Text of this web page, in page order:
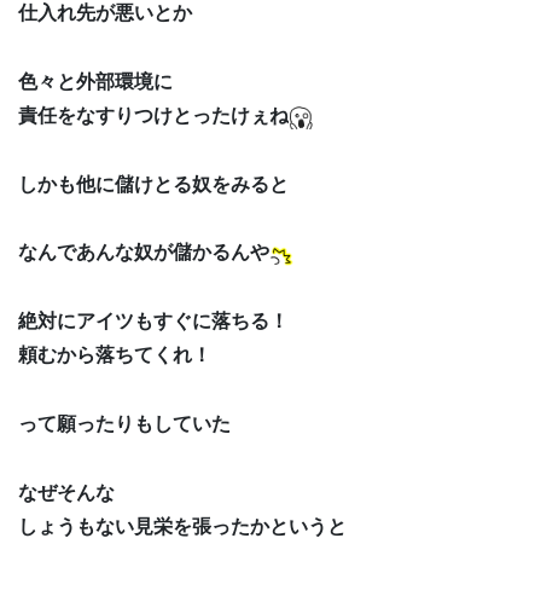
仕入れ先が悪いとか
色々と外部環境に
責任をなすりつけとったけぇね
しかも他に儲けとる奴をみると
なんであんな奴が儲かるんや
絶対にアイツもすぐに落ちる！
頼むから落ちてくれ！
って願ったりもしていた
なぜそんな
しょうもない見栄を張ったかというと